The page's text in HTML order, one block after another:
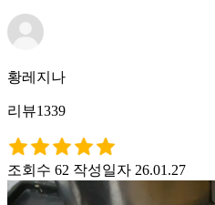
황레지나
리뷰1339
조회수 62 작성일자 26.01.27